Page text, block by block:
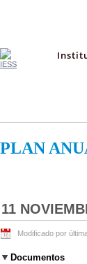
PLAN
11
Modificado por
Documentos